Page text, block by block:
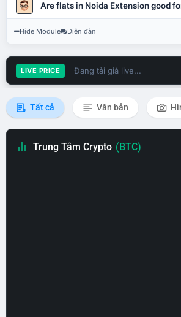
Are flats in Noida Extension good
Hide Module Diễn đàn
LIVE PRICE Đang tải giá live...
Tất cả Văn bản
Trung Tâm Crypto (BTC)